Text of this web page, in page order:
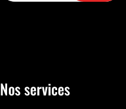
Nos services